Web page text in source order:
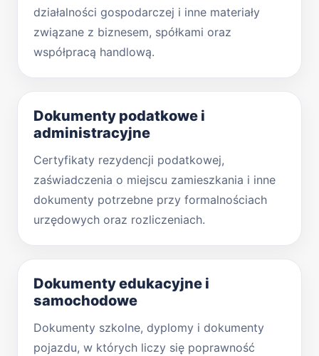
działalności gospodarczej i inne materiały
związane z biznesem, spółkami oraz
współpracą handlową.
Dokumenty podatkowe i
administracyjne
Certyfikaty rezydencji podatkowej,
zaświadczenia o miejscu zamieszkania i inne
dokumenty potrzebne przy formalnościach
urzędowych oraz rozliczeniach.
Dokumenty edukacyjne i
samochodowe
Dokumenty szkolne, dyplomy i dokumenty
pojazdu, w których liczy się poprawność